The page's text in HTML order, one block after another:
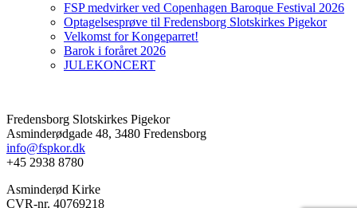
FSP medvirker ved Copenhagen Baroque Festival 2026
Optagelsesprøve til Fredensborg Slotskirkes Pigekor
Velkomst for Kongeparret!
Barok i foråret 2026
JULEKONCERT
Fredensborg Slotskirkes Pigekor
Asminderødgade 48, 3480 Fredensborg
info@fspkor.dk
+45 2938 8780
Asminderød Kirke
CVR-nr. 40769218